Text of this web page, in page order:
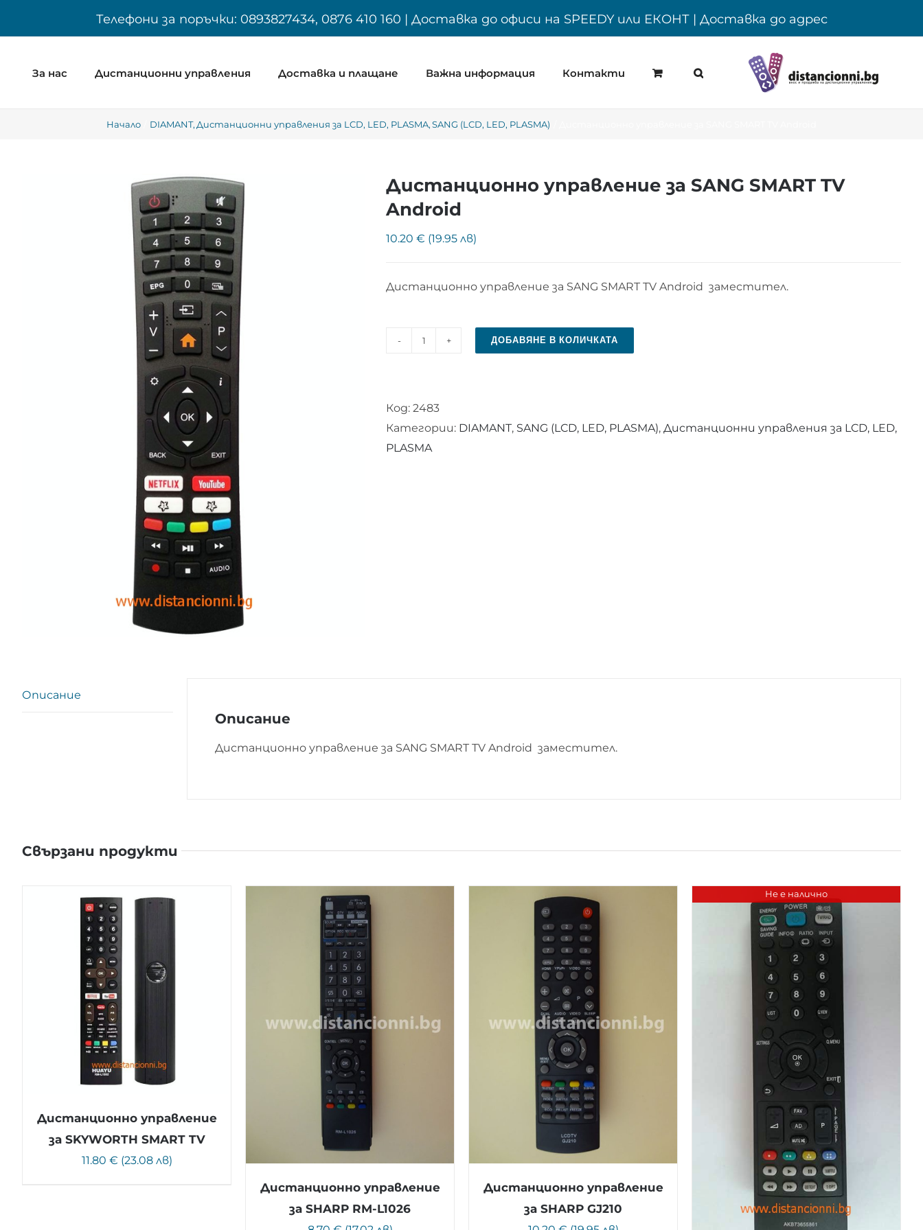
Телефони за поръчки: 0893827434, 0876 410 160 | Доставка до офиси на SPEEDY или ЕКОНТ | Доставка до адрес
За нас Дистанционни управления Доставка и плащане Важна информация Контакти
Начало DIAMANT Дистанционни управления за LCD, LED, PLASMA SANG (LCD, LED, PLASMA)
Дистанционно управление за SANG SMART TV
Android
10.20 € (19.95 лв)
Дистанционно управление за SANG SMART TV Android заместител.
количество
управление
за
SANG
ДОБАВЯНЕ В КОЛИЧКАТА
Код: 2483
Категории: DIAMANT, SANG (LCD, LED, PLASMA), Дистанционни управления за LCD, LED,
PLASMA
Описание
Описание
Дистанционно управление за SANG SMART TV Android заместител.
Свързани продукти
Дистанционно управление
за SKYWORTH SMART TV
11.80 € (23.08 лв)
Дистанционно управление
за SHARP RM-L1026
Дистанционно управление
за SHARP GJ210
Не е налично